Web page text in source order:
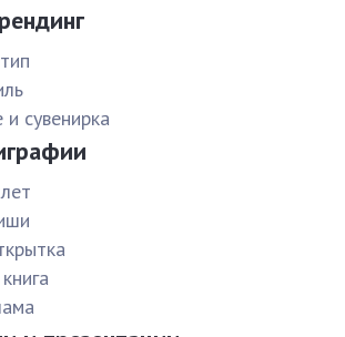
сувенирка